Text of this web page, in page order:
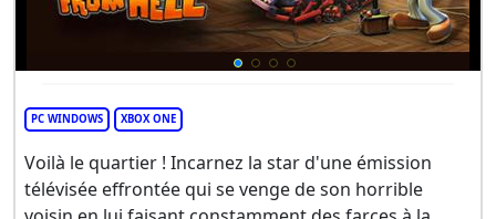
PC WINDOWS XBOX ONE
Voilà le quartier ! Incarnez la star d'une émission
télévisée effrontée qui se venge de son horrible